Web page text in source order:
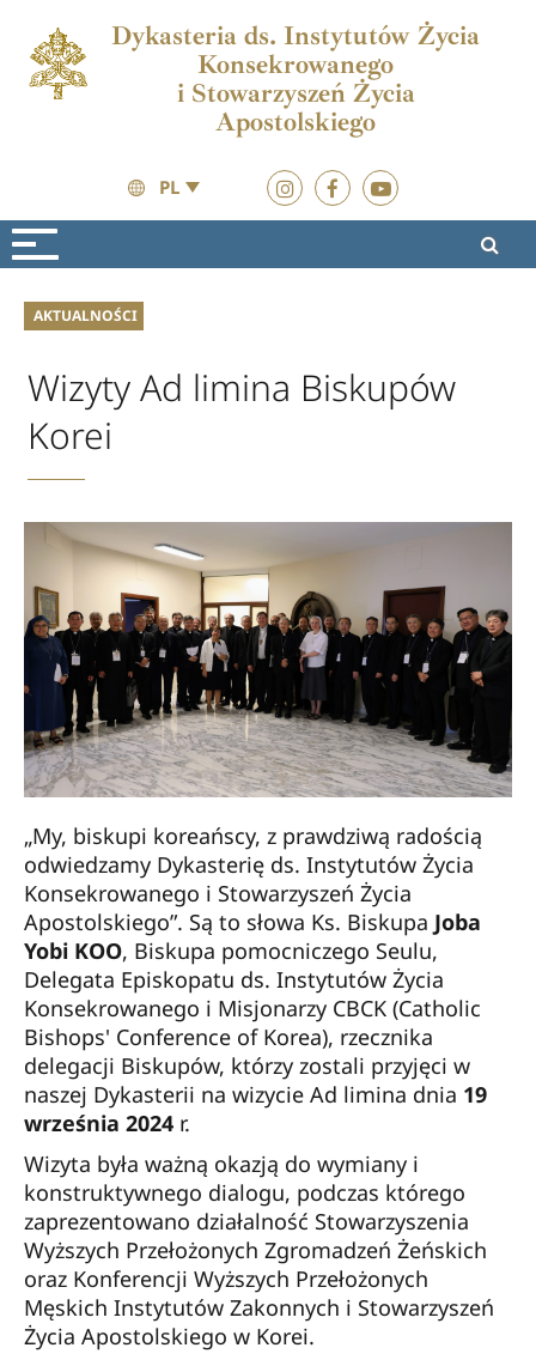
Dykasteria ds. Instytutów Życia
Konsekrowanego
i Stowarzyszeń Życia
Apostolskiego
PL
Aktualności
AKTUALNOŚCI
Wizyty Ad limina Biskupów
Korei
„My, biskupi koreańscy, z prawdziwą radością
odwiedzamy Dykasterię ds. Instytutów Życia
Konsekrowanego i Stowarzyszeń Życia
Apostolskiego”. Są to słowa Ks. Biskupa Joba
Yobi KOO, Biskupa pomocniczego Seulu,
Delegata Episkopatu ds. Instytutów Życia
Konsekrowanego i Misjonarzy CBCK (Catholic
Bishops' Conference of Korea), rzecznika
delegacji Biskupów, którzy zostali przyjęci w
naszej Dykasterii na wizycie Ad limina dnia 19
września 2024 r.
Wizyta była ważną okazją do wymiany i
konstruktywnego dialogu, podczas którego
zaprezentowano działalność Stowarzyszenia
Wyższych Przełożonych Zgromadzeń Żeńskich
oraz Konferencji Wyższych Przełożonych
Męskich Instytutów Zakonnych i Stowarzyszeń
Życia Apostolskiego w Korei.